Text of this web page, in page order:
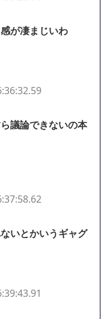
が凄まじいわ
議論できないの本
いとかいうギャグ